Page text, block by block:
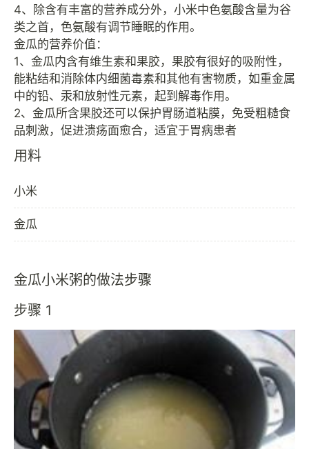
4、除含有丰富的营养成分外，小米中色氨酸含量为谷
类之首，色氨酸有调节睡眠的作用。
金瓜的营养价值：
1、金瓜内含有维生素和果胶，果胶有很好的吸附性，
能粘结和消除体内细菌毒素和其他有害物质，如重金属
中的铅、汞和放射性元素，起到解毒作用。
2、金瓜所含果胶还可以保护胃肠道粘膜，免受粗糙食
用料
小米
金瓜
金瓜小米粥的做法步骤
步骤 1